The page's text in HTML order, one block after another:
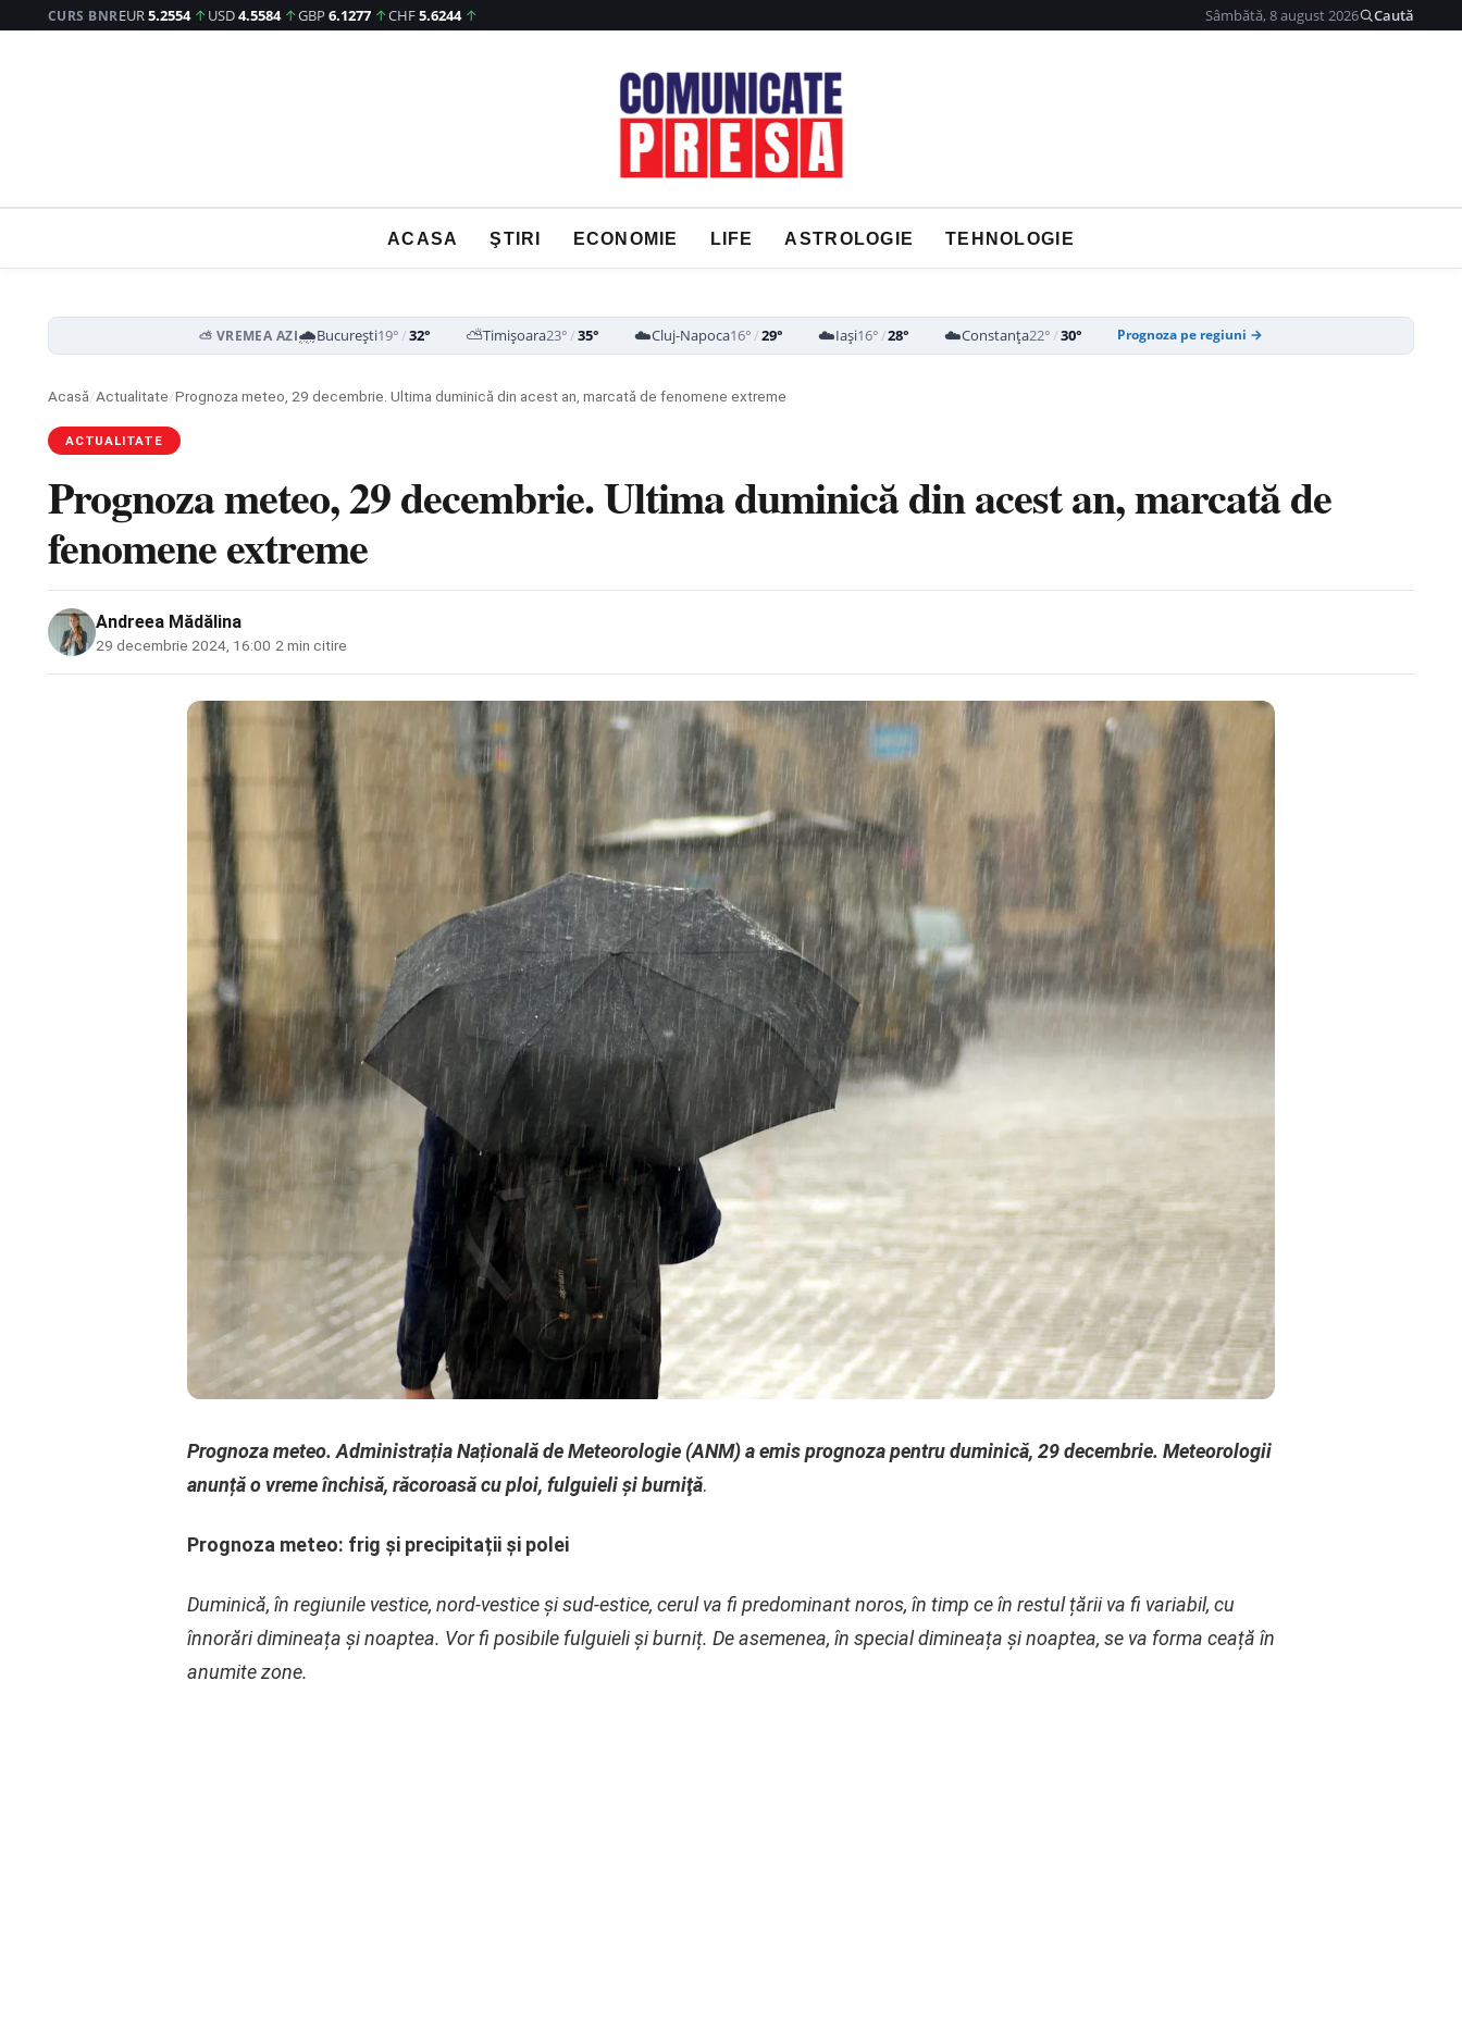
CURS BNR EUR5.2554 ↑USD4.5584 ↑GBP 6.1277 ↑CHF5.6244 ↑ Sâmbătă, 8 august 2026 Caută
ACASA ŞTIRI ECONOMIE LIFE ASTROLOGIE TEHNOLOGIE
⛅ VREMEA AZI🌧️București19°/32° ⛅Timișoara23°/35° ☁️Cluj-Napoca16°/29° ☁️Iași16°/28° ☁️Constanța22°/30° Prognoza pe regiuni →
Acasă/Actualitate/Prognoza meteo, 29 decembrie. Ultima duminică din acest an, marcată de fenomene extreme
ACTUALITATE
Prognoza meteo, 29 decembrie. Ultima duminică din acest an, marcată de
fenomene extreme
Andreea Mădălina
29 decembrie 2024, 16:00 2 min citire
Prognoza meteo. Administrația Națională de Meteorologie (ANM) a emis prognoza pentru duminică, 29 decembrie. Meteorologii
anunță o vreme închisă, răcoroasă cu ploi, fulguieli şi burniţă.
Prognoza meteo: frig și precipitații și polei
Duminică, în regiunile vestice, nord-vestice și sud-estice, cerul va fi predominant noros, în timp ce în restul țării va fi variabil, cu
înnorări dimineața și noaptea. Vor fi posibile fulguieli și burniț. De asemenea, în special dimineața și noaptea, se va forma ceață în
anumite zone.